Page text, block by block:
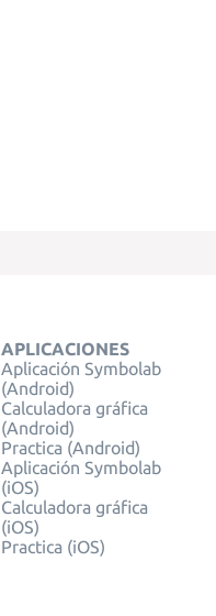
APLICACIONES
Aplicación Symbolab
(Android)
Calculadora gráfica
(Android)
Practica (Android)
Aplicación Symbolab
(iOS)
Calculadora gráfica
(iOS)
Practica (iOS)